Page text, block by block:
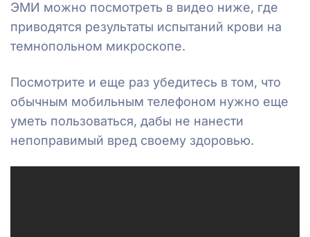
ЭМИ можно посмотреть в видео ниже, где
приводятся результаты испытаний крови на
темнопольном микроскопе.
Посмотрите и еще раз убедитесь в том, что
обычным мобильным телефоном нужно еще
уметь пользоваться, дабы не нанести
непоправимый вред своему здоровью.